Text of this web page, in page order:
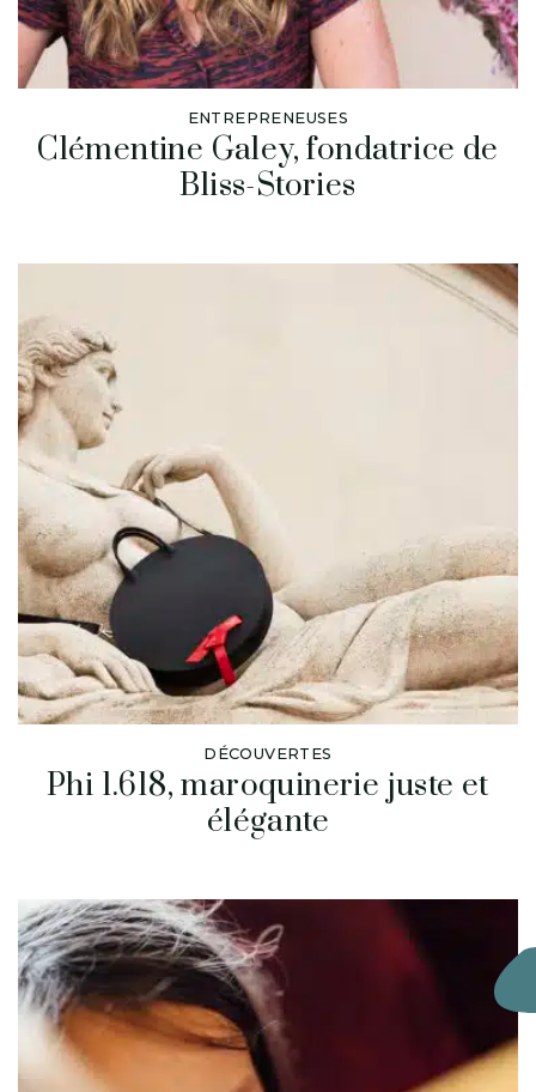
ENTREPRENEUSES
Clémentine Galey, fondatrice de
Bliss-Stories
DÉCOUVERTES
Phi 1.618, maroquinerie juste et
élégante